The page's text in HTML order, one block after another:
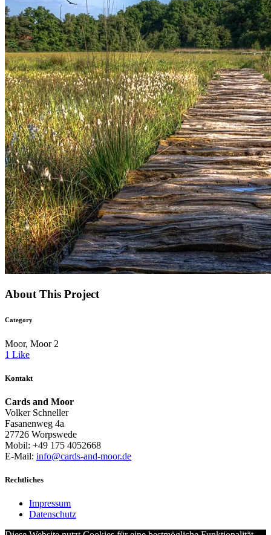
About This Project
Category
Moor, Moor 2
1 Like
Kontakt
Cards and Moor
Volker Schneller
Fasanenweg 4a
27726 Worpswede
Mobil: +49 175 4052668
E-Mail: info@cards-and-moor.de
Rechtliches
Impressum
Datenschutz